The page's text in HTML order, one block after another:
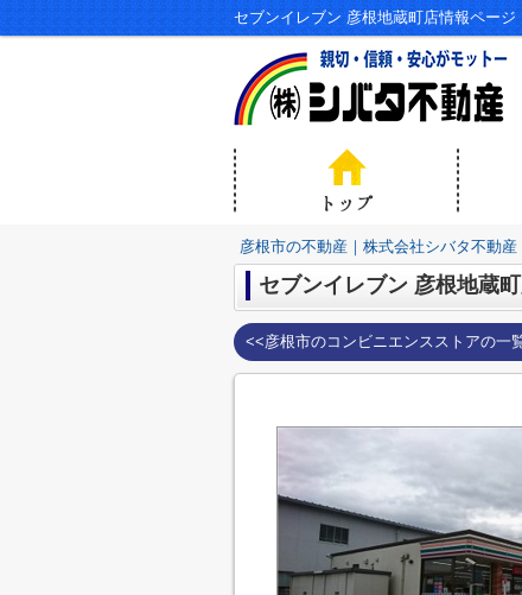
セブンイレブン 彦根地蔵町店情報ペー
彦根市の不動産｜株式会社シバタ不動産
セブンイレブン 彦根地蔵
<<彦根市のコンビニエンスストアの一